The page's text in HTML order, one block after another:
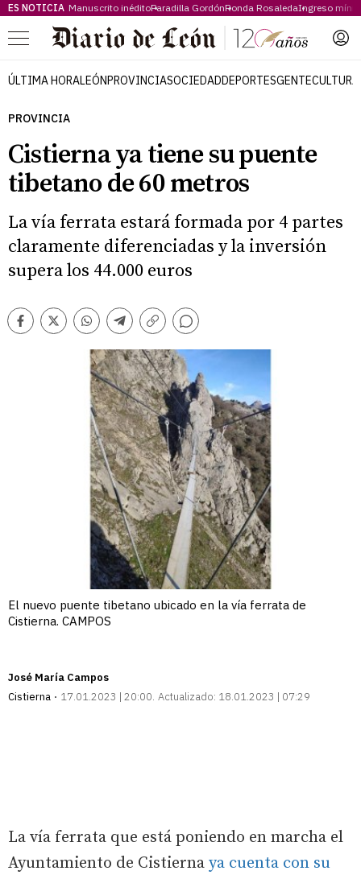
ES NOTICIA Manuscrito inéditoParadilla GordónRonda RosaledaIngreso
Menú
ÚLTIMA HORALEÓNPROVINCIASOCIEDADDEPORTESGENTECULTURA
PROVINCIA
Cistierna ya tiene su puente
tibetano de 60 metros
La vía ferrata estará formada por 4 partes
claramente diferenciadas y la inversión
supera los 44.000 euros
Facebook
TwitterWhatsappTelegram
Copiar
Comentarios
El nuevo puente tibetano ubicado en la vía ferrata de
Cistierna. CAMPOS
José María Campos
Cistierna
17.01.2023 | 20:00 Actualizado: 18.01.2023 | 07:29
La vía ferrata que está poniendo en marcha el
Ayuntamiento de Cistierna ya cuenta con su